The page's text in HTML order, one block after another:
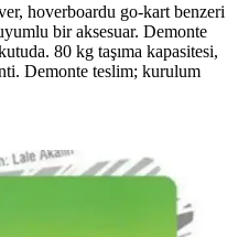
hoverboardu go-kart benzeri
bir aksesuar. Demonte
80 kg taşıma kapasitesi,
Demonte teslim; kurulum